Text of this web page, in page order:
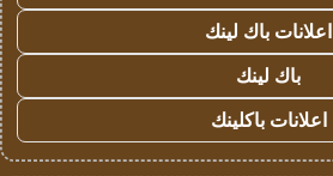
اعلانات باك لينك
باك لينك
اعلانات باكلينك